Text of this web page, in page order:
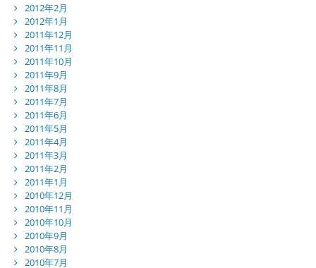
2012年2月
2012年1月
2011年12月
2011年11月
2011年10月
2011年9月
2011年8月
2011年7月
2011年6月
2011年5月
2011年4月
2011年3月
2011年2月
2011年1月
2010年12月
2010年11月
2010年10月
2010年9月
2010年8月
2010年7月